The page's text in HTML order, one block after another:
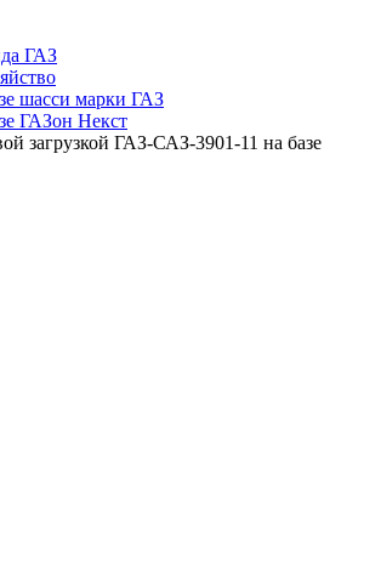
ГАЗ
шасси марки ГАЗ
ГАЗон Некст
загрузкой ГАЗ-САЗ-3901-11 на базе